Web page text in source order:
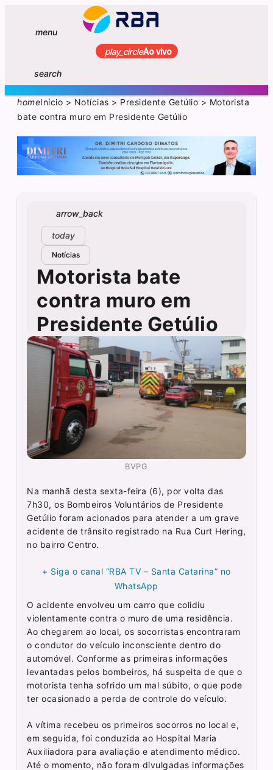
menu
play_circleAo vivo
search
homeInício > Notícias > Presidente Getúlio > Motorista
bate contra muro em Presidente Getúlio
arrow_back
today
Notícias
Motorista bate
contra muro em
Presidente Getúlio
BVPG
Na manhã desta sexta-feira (6), por volta das
7h30, os Bombeiros Voluntários de Presidente
Getúlio foram acionados para atender a um grave
acidente de trânsito registrado na Rua Curt Hering,
no bairro Centro.
+ Siga o canal “RBA TV – Santa Catarina” no
WhatsApp
O acidente envolveu um carro que colidiu
violentamente contra o muro de uma residência.
Ao chegarem ao local, os socorristas encontraram
o condutor do veículo inconsciente dentro do
automóvel. Conforme as primeiras informações
levantadas pelos bombeiros, há suspeita de que o
motorista tenha sofrido um mal súbito, o que pode
ter ocasionado a perda de controle do veículo.
A vítima recebeu os primeiros socorros no local e,
em seguida, foi conduzida ao Hospital Maria
Auxiliadora para avaliação e atendimento médico.
Até o momento, não foram divulgadas informações